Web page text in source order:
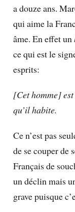
a douze ans.
qui aime la
âme. En effet un
ce qui est le
esprits:
[Cet homme]
qu’il habite.
Ce n’est pas
de se couper de
Français de
un déclin mais
grave puisque